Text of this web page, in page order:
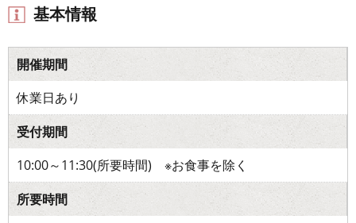
基本情報
開催期間
休業日あり
受付期間
10:00～11:30(所要時間) ※お食事を除く
所要時間